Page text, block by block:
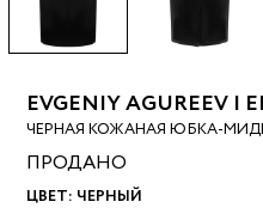
EVGENIY AGUREEV
ЧЕРНАЯ КОЖАНАЯ ЮБКА-
ПРОДАНО
ЦВЕТ: ЧЕРНЫЙ